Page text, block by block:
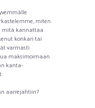
miten
mitä kannattaa
konkari tai
varmasti
maksimoimaan
kanta-
aarrejahtiin?